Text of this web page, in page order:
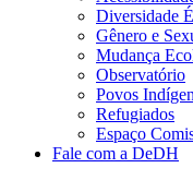
Diversidade
Gênero e
Mudança
Observatório
Povos
Refugiados
Espaço
Fale com a DeDH